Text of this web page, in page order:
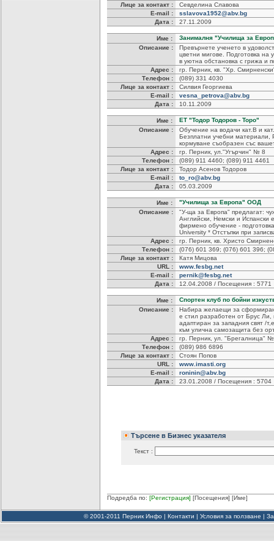
Лице за контакт :
Севделина Славова
E-mail :
sslavova1952@abv.bg
Дата :
27.11.2009
Име :
Занималня "Училища за
Описание :
Превърнете ученето в
цветни мигове. Подготовка на
в уютна обстановка с грижа и
Адрес :
гр. Перник, кв. "Хр.
Телефон :
(089) 331 4030
Лице за контакт :
Силвия Георгиева
E-mail :
vesna_petrova@abv.bg
Дата :
10.11.2009
Име :
ЕТ "Тодор Тодоров - Торо"
Описание :
Обучение на водачи кат.В и
Безплатни учебни материали,
кормуване съобразен със
Адрес :
гр. Перник, ул."Угърчин" № 8
Телефон :
(089) 911 4460; (089) 911 4461
Лице за контакт :
Тодор Асенов Тодоров
E-mail :
to_ro@abv.bg
Дата :
05.03.2009
Име :
"Училища за Европа" ООД
Описание :
"У-ща за Европа" предлагат:
Английски, Немски и Испански
фирмено обучение -
University * Отстъпки при
Адрес :
гр. Перник, кв. Христо
Телефон :
(076) 601 369; (076) 601 396;
Лице за контакт :
Катя Мицова
URL :
www.fesbg.net
E-mail :
pernik@fesbg.net
Дата :
12.04.2008 / Посещения : 5771
Име :
Спортен клуб по бойни
Описание :
Набира желаещи за
е стил разработен от Брус Ли,
адаптиран за западния свят /
към улична самозащита без
Адрес :
гр. Перник, ул. "Брегалница"
Телефон :
(089) 986 6896
Лице за контакт :
Стоян Попов
URL :
www.imasti.org
E-mail :
roninin@abv.bg
Дата :
23.01.2008 / Посещения : 5704
Търсене в Бизнес указателя
Текст :
Подредба по: [Регистрация] [Посещения] [Име]
© 2001-2011 Перник Инфо | Контакти | Условия за ползване |